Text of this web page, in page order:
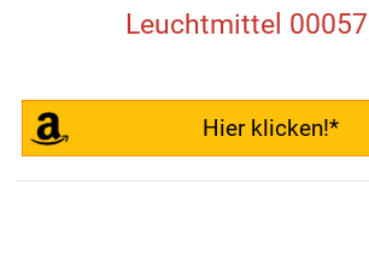
Leuchtmittel
Hier klicken!*